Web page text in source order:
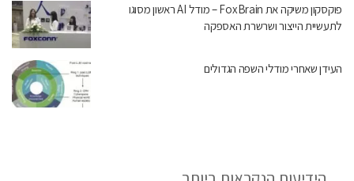
פוקסקון משיקה את FoxBrain – מודל AI ראשון מסוגו
לתעשיית הייצור ושרשרת האספקה
העידן שאחרי מודלי השפה הגדולים